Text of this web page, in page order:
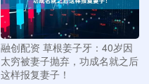
融创配资 草根姜子牙：40岁因
太穷被妻子抛弃，功成名就之后
这样报复妻子！